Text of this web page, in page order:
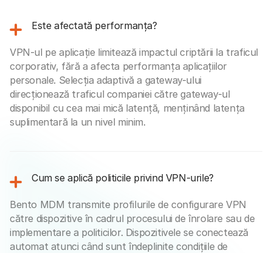
Este afectată performanța?
VPN-ul pe aplicație limitează impactul criptării la traficul
corporativ, fără a afecta performanța aplicațiilor
personale. Selecția adaptivă a gateway-ului
direcționează traficul companiei către gateway-ul
disponibil cu cea mai mică latență, menținând latența
suplimentară la un nivel minim.
Cum se aplică politicile privind VPN-urile?
Bento MDM transmite profilurile de configurare VPN
către dispozitive în cadrul procesului de înrolare sau de
implementare a politicilor. Dispozitivele se conectează
automat atunci când sunt îndeplinite condițiile de